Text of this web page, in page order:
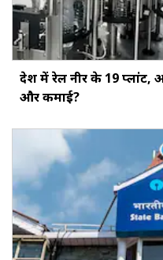
देश में रेल नीर के 19 प्लांट,
और कमाई?